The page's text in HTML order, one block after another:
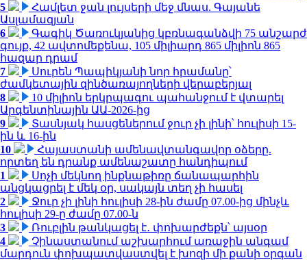
5
Համլետ ջան լույսերի մեջ մնաս. Գայանե
Ասլամազյան
6
Գագիկ Ծառուկյանից կբռնագանձվի 75 անշարժ
գույք, 42 ավտոմեքենա, 105 միլիարդ 865 միլիոն 865
հազար դրամ
7
Սուրեն Պապիկյանի նոր հրամանը՝
ժամկետային զինծառայողների վերաբերյալ
8
10 միլիոն երկրպագու պահանջում է վտարել
Արգենտինային ԱԱ-2026-ից
9
Տասնյակ հասցեներում ջուր չի լինի՝ հուլիսի 15-
ին և 16-ին
10
Հայաստանի ամենավտանգավոր օձերը.
որտեղ են դրանք ամենաշատը հանդիպում
1
Սոչի մեկնող ինքնաթիռը ճանապարհին
անցկացրել է մեկ օր, սակայն տեղ չի հասել
2
Ջուր չի լինի հուլիսի 28-ին ժամը 07.00-ից մինչև
հուլիսի 29-ը ժամը 07.00-ն
3
Ռուբլին թանկացել է․ փոխարժեքն՝ այսօր
4
Չինաստանում աշխարհում առաջին անգամ
մարդուն փոխպատվաստվել է խոզի մի քանի օրգան